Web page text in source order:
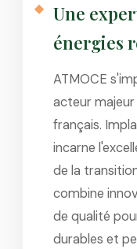
Une
énergies
ATMOCE
acteur
français.
incarne
de la
combine
de qualité
durables et